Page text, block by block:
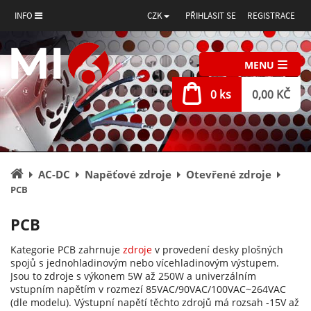
INFO CZK PŘIHLÁSIT SE REGISTRACE
MENU
0 ks 0,00 KČ
Úvodní
stránka
AC-DC Napěťové zdroje Otevřené zdroje
PCB
PCB
Kategorie PCB zahrnuje zdroje v provedení desky plošných
spojů s jednohladinovým nebo vícehladinovým výstupem.
Jsou to zdroje s výkonem 5W až 250W a univerzálním
vstupním napětím v rozmezí 85VAC/90VAC/100VAC~264VAC
(dle modelu). Výstupní napětí těchto zdrojů má rozsah -15V až